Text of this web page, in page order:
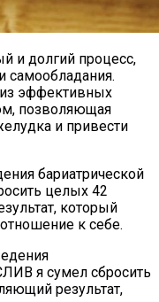
и долгий процесс,
самообладания.
эффективных
позволяющая
и привести
бариатрической
целых 42
который
к себе.